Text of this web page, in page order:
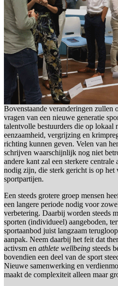
Bovenstaande veranderingen zullen
vragen van een nieuwe generatie
talentvolle bestuurders die op lokaal
eenzaamheid, vergrijzing en
richting kunnen geven. Velen van
schrijven waarschijnlijk nog niet
andere kant zal een sterkere
nodig zijn, die sterk gericht is op het
sportpartijen.
Een steeds grotere groep mensen
een langere periode nodig voor
verbetering. Daarbij worden steeds
sporten (individueel) aangeboden,
sportaanbod juist langzaam
aanpak. Neem daarbij het feit dat
activsm en athlete wellbeing steeds
bovendien een deel van de sport
Nieuwe samenwerking en
maakt de complexiteit alleen maar